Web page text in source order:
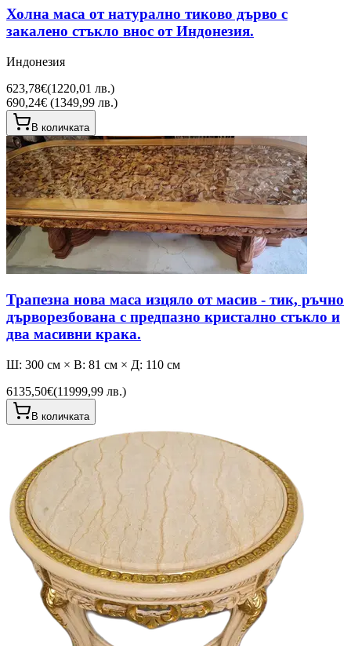
Холна маса от натурално тиково дърво с
закалено стъкло внос от Индонезия.
Индонезия
623,78€(1220,01 лв.)
690,24€ (1349,99 лв.)
В количката
Трапезна нова маса изцяло от масив - тик, ръчно
дърворезбована с предпазно кристално стъкло и
два масивни крака.
Ш: 300 см × В: 81 см × Д: 110 см
6135,50€(11999,99 лв.)
В количката